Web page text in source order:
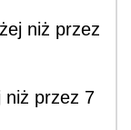
niż przez
niż przez 7